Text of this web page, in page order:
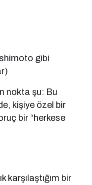
gibi
nokta şu: Bu
kişiye özel bir
bir “herkese
karşılaştığım bir